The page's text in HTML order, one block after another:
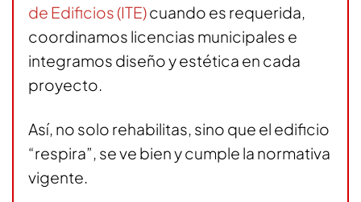
de Edificios (ITE)cuando es requerida,
coordinamos licencias municipales e
integramos diseño y estética en cada
proyecto.
Así, no solo rehabilitas, sino que el edificio
“respira”, se ve bien y cumple la normativa
vigente.